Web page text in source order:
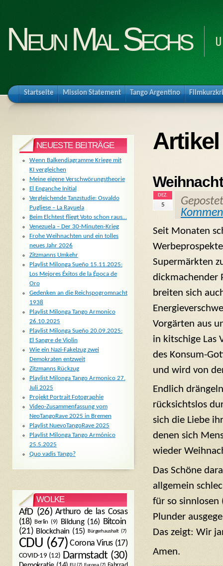
Neun Mal Sechs
Startseite Mission Statement Tango Argentino
DEZ.
5
Seit Monaten
Supermärkten
dickmachender
breiten sich
Vorgärten aus
in kitschige Las
des Konsum-
und wird von
Endlich
rücksichtslos
sich die Liebe
denen sich
wieder
Das Schöne
allgemein
für so sinnlosen
Plunder
Das zeigt: Wir
Amen.
NEUESTE BEITRÄGE
Wenn Balkendiagramme Kriege mit
KI vergleichen
Meine eigene Verschwörungstheorie
El Enganche Initial
Vergleichende Tanzstudie: Osvaldo
Pugliese – La Rayuela
Beim Elchtest fliegt Voto schon raus…
Venezuela – Der 30-Minuten-Krieg
Frohe Weihnachten und ein tolles
neues Jahr 2026
Zitzmanns Umkehr
Playlist Milonga Sueño 15.11.2025:
Los Mejores Éxitos de la Época de
Oro
Gedenken an die Reichspogromnacht
1938
Playlist Milonga Tango Armonico
26.10.2025
Playlist Milonga Sueño 20.09.2025:
El Sangre de Violin
Wie ein Nazi-Fakelzug zwei
Demokraten entzweit
Zitzmanns Rückzug
Playlist Milonga Tango Armonico 27.
Juli 2025
Projekt Portrait Fotographie
Video-Zusammenfassung vom
NeoTangoRave 2025 in Bremen
Playlist NuevoTangoRave 2025
Playlist Milonga Tango Armónico
25.5.2025
Quo vadis Tango?
WOLKE
AfD(26) Arthuro de las Cosas
(18) Berlin (9) Bildung(16) Bitcoin
(21) Blockchain (15) Bürgerhaushalt (7)
CDU (67) Corona Virus(17)
COVID-19 (12) Darmstadt (30)